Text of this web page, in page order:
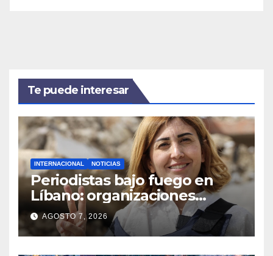
Te puede interesar
INTERNACIONAL NOTICIAS
Periodistas bajo fuego en
Líbano: organizaciones
denuncian ataques y exigen
justicia
AGOSTO 7, 2026